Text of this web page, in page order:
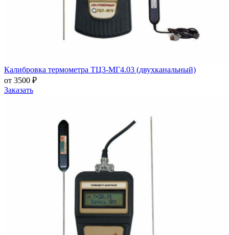
Калибровка термометра ТЦ3-МГ4.03 (двухканальный)
от 3500 ₽
Заказать